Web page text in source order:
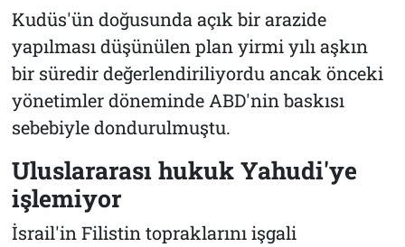
Kudüs'ün doğusunda açık bir arazide
yapılması düşünülen plan yirmi yılı aşkın
bir süredir değerlendiriliyordu ancak önceki
yönetimler döneminde ABD'nin baskısı
sebebiyle dondurulmuştu.
Uluslararası hukuk Yahudi'ye
işlemiyor
İsrail'in Filistin topraklarını işgali